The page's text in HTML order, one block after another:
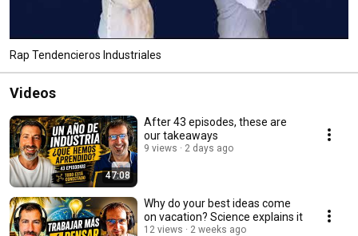
Rap Tendencieros Industriales
Videos
47:08
After 43 episodes, these are
our takeaways
9 views 2 days ago
Why do your best ideas come
on vacation? Science explains it
12 views 2 weeks ago